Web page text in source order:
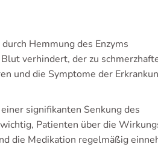
Hemmung des Enzyms
verhindert, der zu
und die Symptome der
signifikanten Senkung des
Patienten über die
die Medikation regelmäßig